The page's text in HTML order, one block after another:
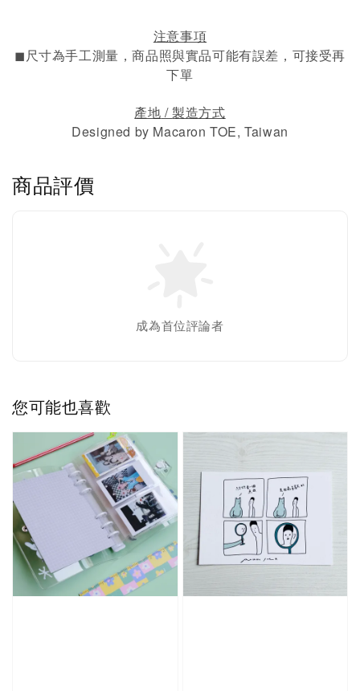
注意事項
◼︎尺寸為手工測量，商品照與實品可能有誤差，可接受再
下單
產地 /製造方式
Designed by Macaron TOE, Taiwan
商品評價
成為首位評論者
您可能也喜歡